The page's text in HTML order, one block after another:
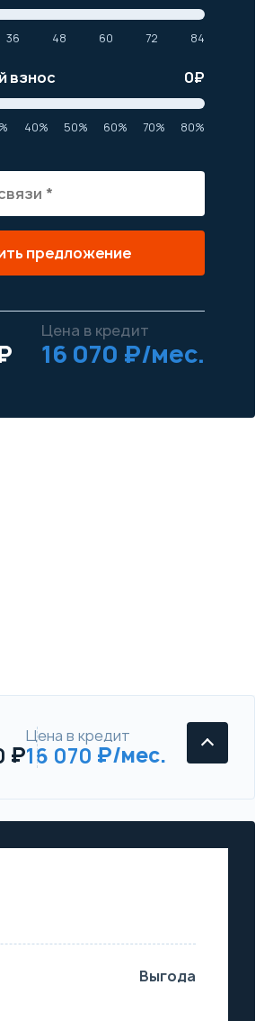
36 48 60 72 84
взнос 0₽
40% 50% 60% 70% 80%
предложение
Цена в кредит
16 070 ₽/мес.
Цена в кредит
16 070
Выгода